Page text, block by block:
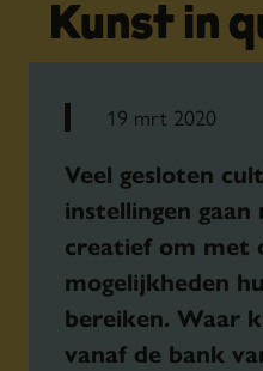
Kunst in
19 mrt 2020
Veel gesloten
instellingen
creatief om met
mogelijkheden
bereiken. Waar
vanaf de bank